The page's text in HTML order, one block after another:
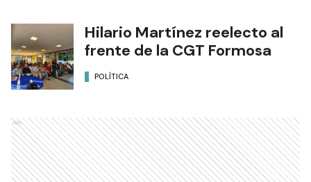
Hilario Martínez reelecto al
frente de la CGT Formosa
POLÍTICA
Ads